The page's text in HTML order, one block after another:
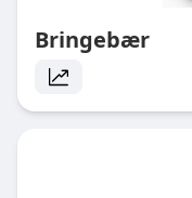
Bringebær